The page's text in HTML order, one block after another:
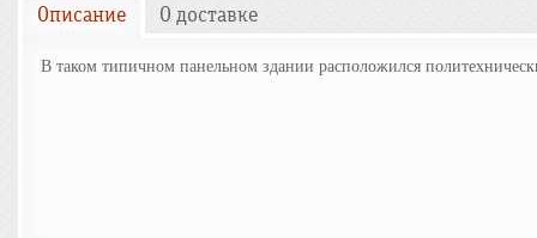
Описание О доставке
В таком типичном панельном здании расположился